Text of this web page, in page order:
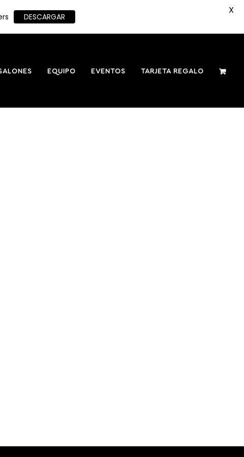
EQUIPO EVENTOS TARJETA REGALO
DESCARGAR
X